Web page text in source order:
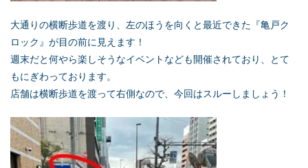
大通りの横断歩道を渡り、左のほうを向くと最近できた『亀戸ク
ロック』が目の前に見えます！
週末だと何やら楽しそうなイベントなども開催されており、とて
もにぎわっております。
店舗は横断歩道を渡って右側なので、今回はスルーしましょう！